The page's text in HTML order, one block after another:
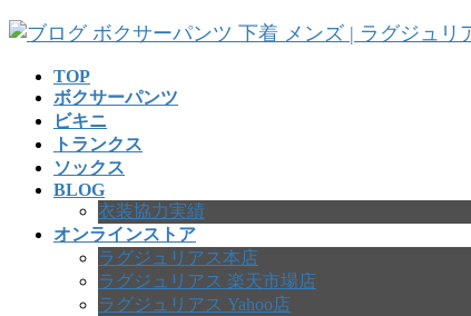
コ
ナ
TOP
ボクサーパンツ
ビキニ
トランクス
ソックス
BLOG
衣装協力実績
オンラインストア
ラグジュリアス本店
ラグジュリアス 楽天市場店
ラグジュリアス Yahoo店